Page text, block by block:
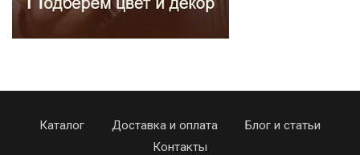
Каталог Доставка и оплата
Блог и статьи
Контакты